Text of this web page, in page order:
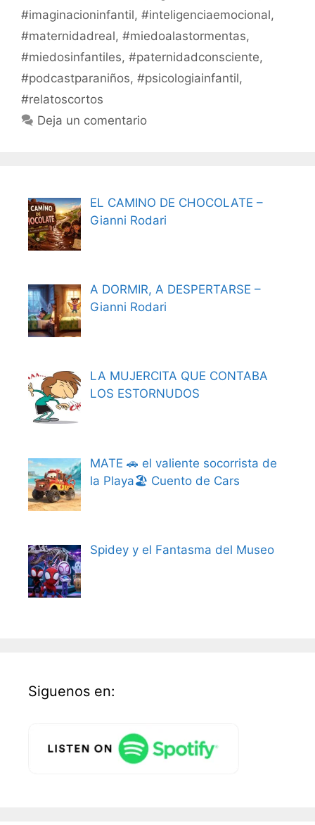
#imaginacioninfantil, #inteligenciaemocional,
#maternidadreal, #miedoalastormentas,
#miedosinfantiles, #paternidadconsciente,
#podcastparaniños, #psicologiainfantil,
#relatoscortos
Deja un comentario
EL CAMINO DE CHOCOLATE –
Gianni Rodari
A DORMIR, A DESPERTARSE –
Gianni Rodari
LA MUJERCITA QUE CONTABA
LOS ESTORNUDOS
MATE 🚗 el valiente socorrista de
la Playa🏖️ Cuento de Cars
Spidey y el Fantasma del Museo
Siguenos en: